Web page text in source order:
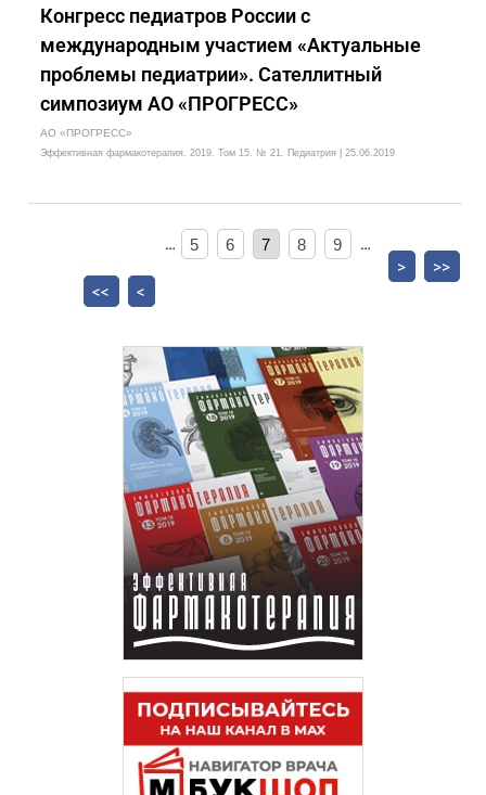
Конгресс педиатров России с
международным участием «Актуальные
проблемы педиатрии». Сателлитный
симпозиум АО «ПРОГРЕСС»
АО «ПРОГРЕСС»
Эффективная фармакотерапия. 2019. Том 15. № 21. Педиатрия | 25.06.2019
<< <
… 5 6 7 8 9
…
>
>>